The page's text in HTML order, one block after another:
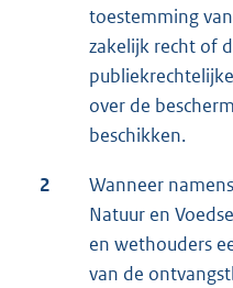
toestemming
zakelijk recht of
over de
beschikken.
2
Wanneer
Natuur en
en wethouders
van de